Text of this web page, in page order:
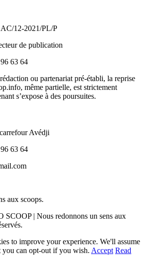
12-2021/PL/P
de publication
63 64
ou partenariat pré-établi, la reprise
même partielle, est strictement
s’expose à des poursuites.
Avédji
63 64
aux scoops.
| Nous redonnons un sens aux
to improve your experience. We'll assume
can opt-out if you wish. Accept Read